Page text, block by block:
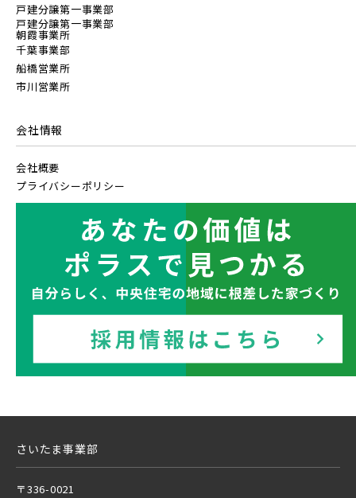
戸建分譲第一事業部
戸建分譲第一事業部
朝霞事業所
千葉事業部
船橋営業所
市川営業所
会社情報
会社概要
プライバシーポリシー
さいたま事業部
〒336-0021